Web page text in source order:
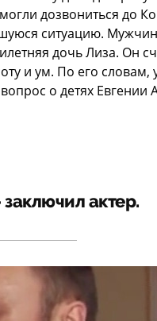
дозвониться до
ситуацию.
дочь Лиза. Он
и ум. По его
о детях Евгении
актер.